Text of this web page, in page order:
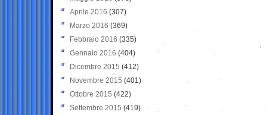
Aprile 2016 (307)
Marzo 2016 (369)
Febbraio 2016 (335)
Gennaio 2016 (404)
Dicembre 2015 (412)
Novembre 2015 (401)
Ottobre 2015 (422)
Settembre 2015 (419)